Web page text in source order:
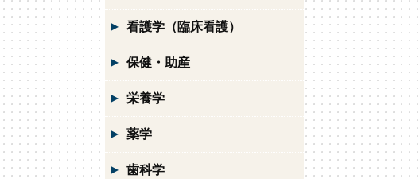
看護学（臨床看護）
保健・助産
栄養学
薬学
歯科学